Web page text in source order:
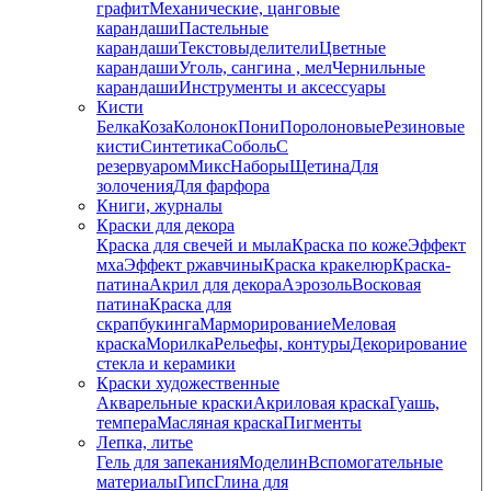
графитМеханические, цанговые
карандашиПастельные
карандашиТекстовыделителиЦветные
карандашиУголь, сангина , мелЧернильные
карандашиИнструменты и аксессуары
Кисти
БелкаКозаКолонокПониПоролоновыеРезиновые
кистиСинтетикаСобольС
резервуаромМиксНаборыЩетинаДля
золоченияДля фарфора
Книги, журналы
Краски для декора
Краска для свечей и мылаКраска по кожеЭффект
мхаЭффект ржавчиныКраска кракелюрКраска-
патинаАкрил для декораАэрозольВосковая
патинаКраска для
скрапбукингаМарморированиеМеловая
краскаМорилкаРельефы, контурыДекорирование
стекла и керамики
Краски художественные
Акварельные краскиАкриловая краскаГуашь,
темпераМасляная краскаПигменты
Лепка, литье
Гель для запеканияМоделинВспомогательные
материалыГипсГлина для